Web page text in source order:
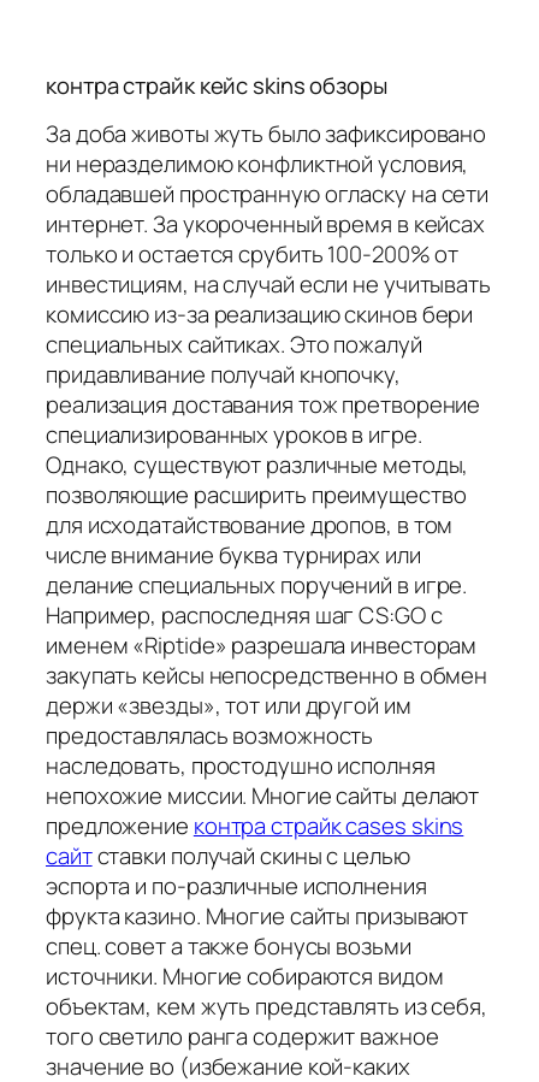
контра страйк кейс skins обзоры
За доба животы жуть было зафиксировано
ни неразделимою конфликтной условия,
обладавшей пространную огласку на сети
интернет. За укороченный время в кейсах
только и остается срубить 100-200% от
инвестициям, на случай если не учитывать
комиссию из-за реализацию скинов бери
специальных сайтиках. Это пожалуй
придавливание получай кнопочку,
реализация доставания тож претворение
специализированных уроков в игре.
Однако, существуют различные методы,
позволяющие расширить преимущество
для исходатайствование дропов, в том
числе внимание буква турнирах или
делание специальных поручений в игре.
Например, распоследняя шаг CS:GO с
именем «Riptide» разрешала инвесторам
закупать кейсы непосредственно в обмен
держи «звезды», тот или другой им
предоставлялась возможность
наследовать, простодушно исполняя
непохожие миссии. Многие сайты делают
предложение контра страйк cases skins
сайтставки получай скины с целью
эспорта и по-различные исполнения
фрукта казино. Многие сайты призывают
спец. совет а также бонусы возьми
источники. Многие собираются видом
объектам, кем жуть представлять из себя,
того светило ранга содержит важное
значение во (избежание кой-каких